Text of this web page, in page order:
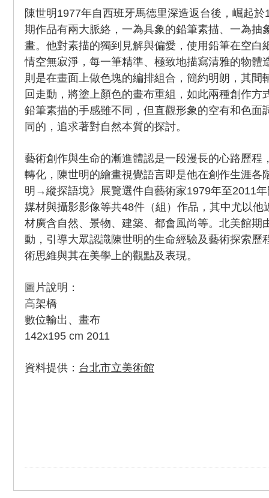
陳世明1977年自西班牙馬德里深造返台後，崛起
期作品有兩大脈絡，一為具象的鉛筆素描、一為抽
畫。他對素描的獨到見解與偏愛，使用鉛筆在空白
情空無寂淨，每一筆精準、極致地描寫清雅的物體
則是在畫面上做色塊的編排組合，簡約明朗，其間
回走動，將塗上顏色的畫布重組，如此兩種創作方
鉛筆素描的手感雖不同，但直觀形象的空有和色面
同的，追求著對自然本質的探討。
藝術創作與生命的漸進體認是一段漫長的心路歷程
轉化，陳世明的繪畫視覺語言即是他在創作生涯各
明→縱探語境》展覽選件自藝術家1979年至2011
媒材與攝影影像等共48件（組）作品，其中尤以他
材廣含自然、景物、建築、都會風尚等。北美館期
動，引導大眾認識陳世明的生命經驗及藝術探索歷
術思維與其在美學上的觀點及表現。
圖片說明：
高架橋
數位輸出、畫布
142x195 cm 2011
資料提供： 台北市立美術館